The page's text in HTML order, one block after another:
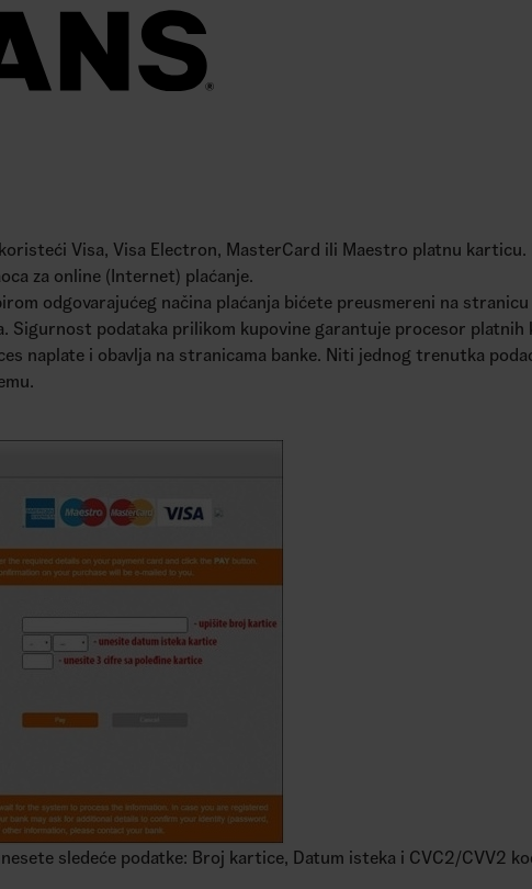
Visa, Visa Electron, MasterCard ili Maestro platnu
za online (Internet) plaćanje.
odgovarajućeg načina plaćanja bićete preusmereni na
Sigurnost podataka prilikom kupovine garantuje procesor platnih
naplate i obavlja na stranicama banke. Niti jednog trenutka
sledeće podatke: Broj kartice, Datum isteka i CVC2/CVV2